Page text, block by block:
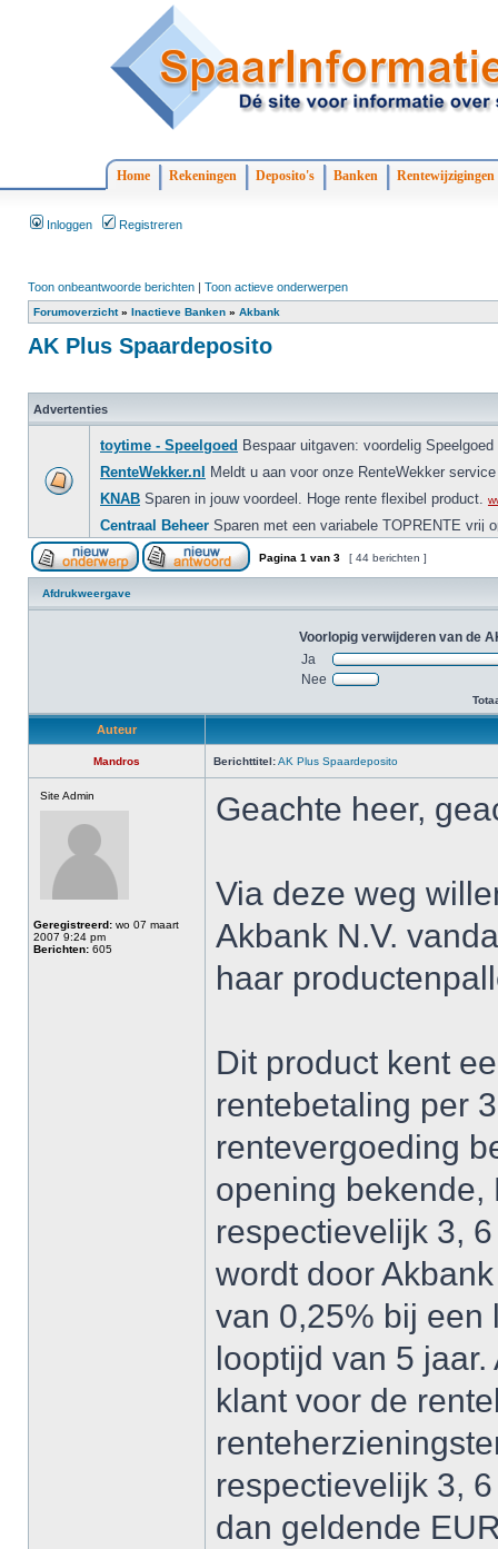
Home Rekeningen Deposito's Banken Rentewijzigingen
Inloggen Registreren
Toon onbeantwoorde berichten | Toon actieve onderwerpen
Forumoverzicht» Inactieve Banken » Akbank
AK Plus Spaardeposito
Advertenties
Pagina 1 van 3 [ 44 berichten ]
Afdrukweergave
Voorlopig verwijderen van de
Ja
Nee
Auteur
Mandros Berichttitel:AK Plus Spaardeposito
Site Admin
Geregistreerd: wo 07 maart
2007 9:24 pm
Berichten: 605
Geachte heer,
Via deze weg
Akbank N.V.
haar
Dit product kent
rentebetaling per
rentevergoeding
opening bekende,
respectievelijk 3,
wordt door
van 0,25% bij een
looptijd van 5
klant voor de
respectievelijk 3,
dan geldende